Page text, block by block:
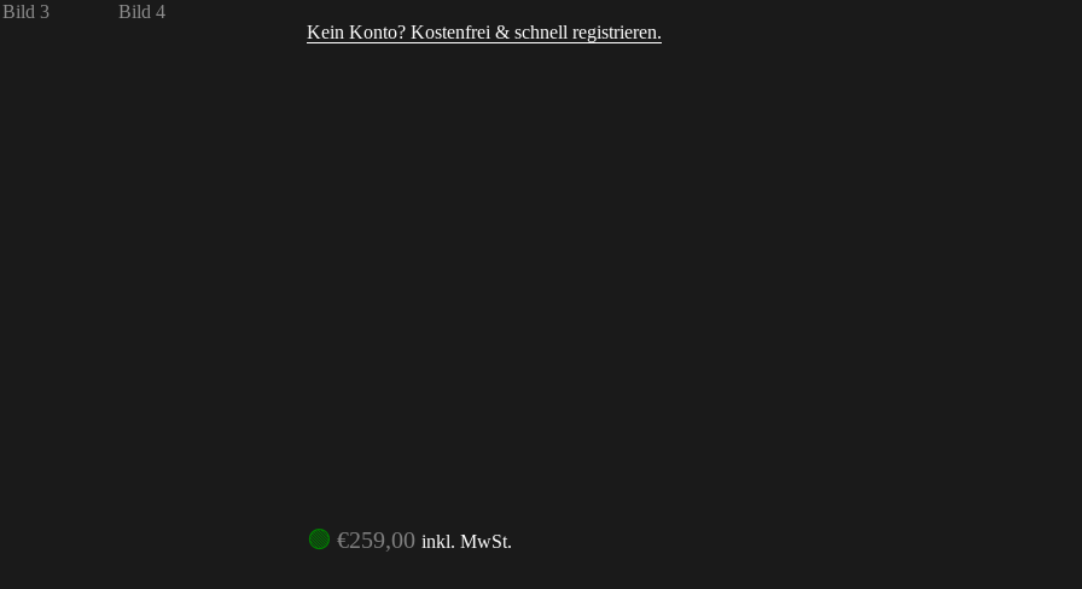
Kein Konto? Kostenfrei & schnell registrieren.
🟢 €259,00 inkl. MwSt.